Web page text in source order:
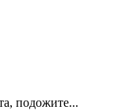
подожите...